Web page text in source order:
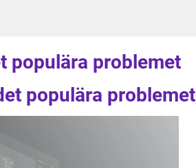
populära problemet
populära problemet